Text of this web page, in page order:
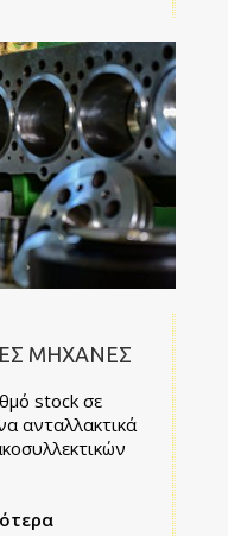
ΜΗΧΑΝΕΣ
stock σε
ανταλλακτικά